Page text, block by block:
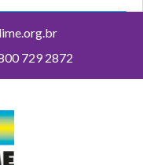
729 2872